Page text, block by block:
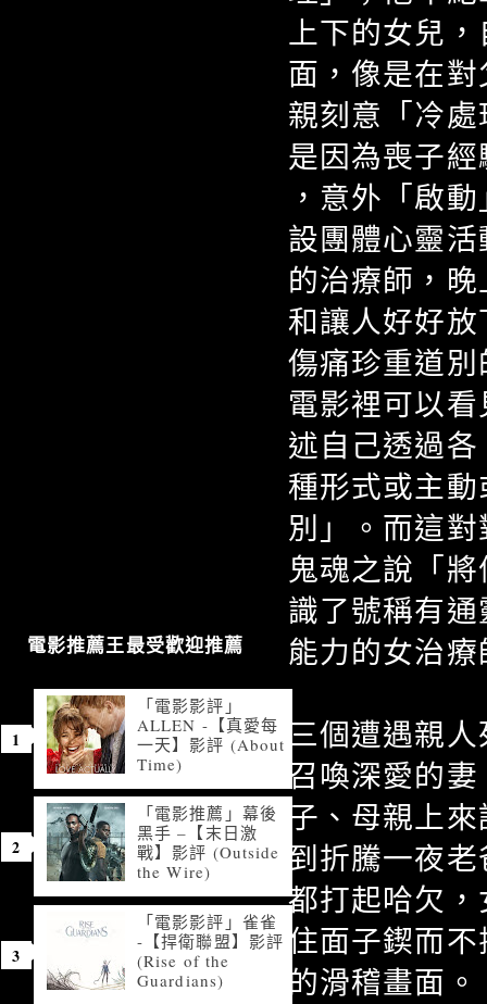
上下的女兒
面，像是在對
親刻意「冷
是因為喪子經
，意外「啟
設團體心靈活
的治療師，
和讓人好好放
傷痛珍重道
電影裡可以
述自己透過各
種形式或主
別」。而這對
鬼魂之說「
識了號稱有通
能力的女治
三個遭遇親
召喚深愛的妻
子、母親上
到折騰一夜老
都打起哈欠
住面子鍥而不
的滑稽畫面。
電影推薦王最受歡迎推薦
「電影影評」
ALLEN -【真愛每
一天】影評 (About
Time)
「電影推薦」幕後
黑手 –【末日激
戰】影評 (Outside
the Wire)
「電影影評」雀雀
-【捍衛聯盟】影評
(Rise of the
Guardians)